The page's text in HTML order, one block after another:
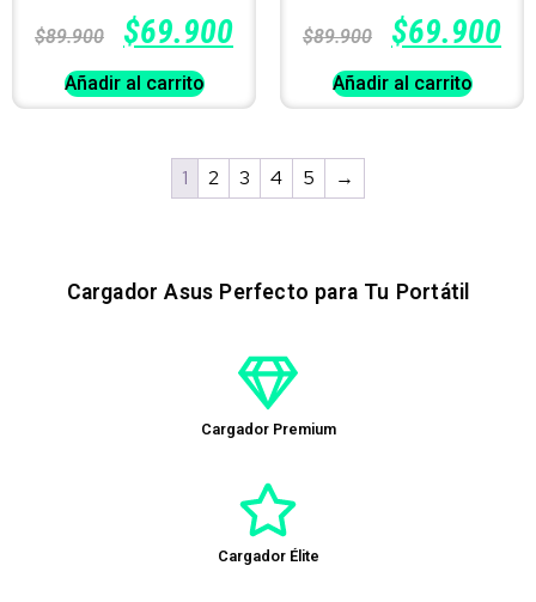
$89.900 $69.900
Añadir al carrito
$89.900 $69.900
Añadir al carrito
1 2 3 4 5 →
Cargador Asus Perfecto para Tu Portátil
Cargador Premium
Cargador Élite